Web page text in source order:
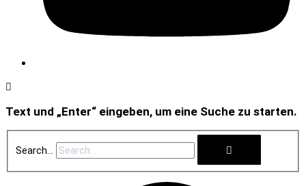
Text und „Enter“ eingeben, um eine Suche zu starten.
Search...